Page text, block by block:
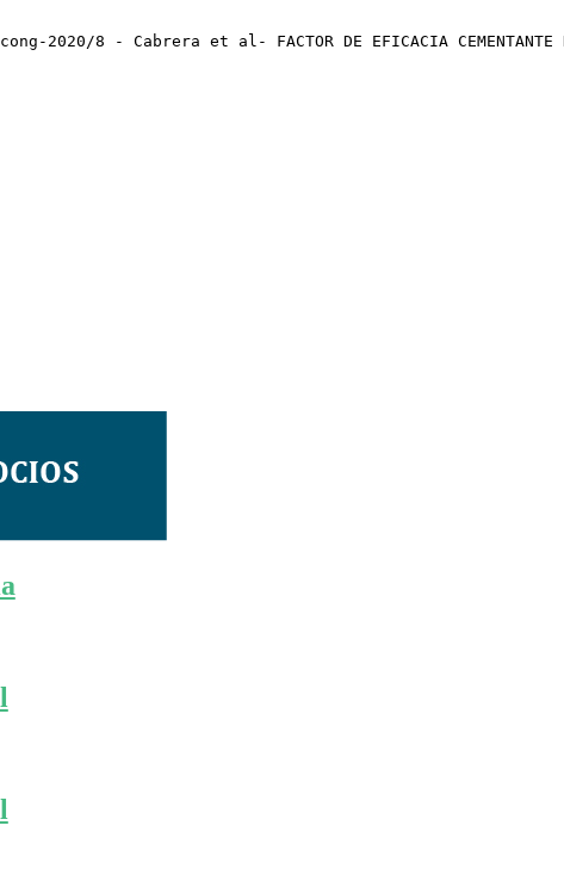
8 - Cabrera et al- FACTOR DE EFICACIA CEMENTANTE DE LA